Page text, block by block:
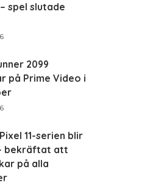
spel slutade
2099
på Prime Video i
11-serien blir
bekräftat att
på alla